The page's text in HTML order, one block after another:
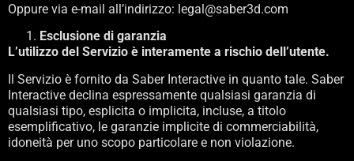
Oppure via e-mail all’indirizzo: legal@saber3d.com
Esclusione di garanzia
L’utilizzo del Servizio è interamente a rischio dell’utente.
Il Servizio è fornito da Saber Interactive in quanto tale. Saber
Interactive declina espressamente qualsiasi garanzia di
qualsiasi tipo, esplicita o implicita, incluse, a titolo
esemplificativo, le garanzie implicite di commerciabilità,
idoneità per uno scopo particolare e non violazione.